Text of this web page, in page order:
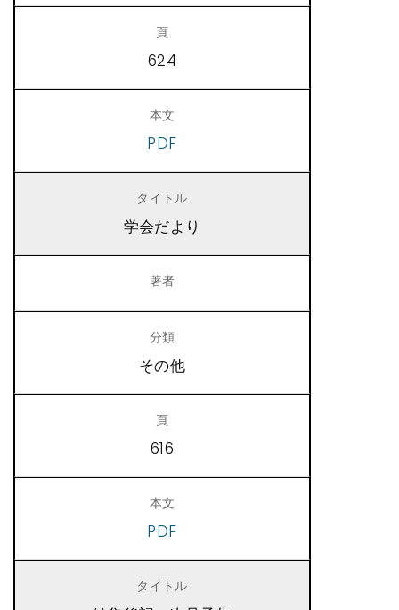
624
PDF
学会だより
その他
616
PDF